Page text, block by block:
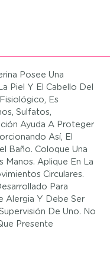
Posee Una
Piel Y El Cabello Del
Es
Sulfatos,
Ayuda A Proteger
Así, El
Baño. Coloque Una
Manos. Aplique En La
Circulares.
Para
Alergia Y Debe Ser
De Uno. No
Presente